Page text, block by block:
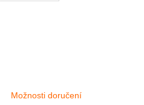
Možnosti doručení